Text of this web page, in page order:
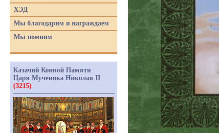
ХЭД
Мы благодарим и награждаем
Мы помним
Казачий Конвой Памяти
Царя Мученика Николая II
(3215)